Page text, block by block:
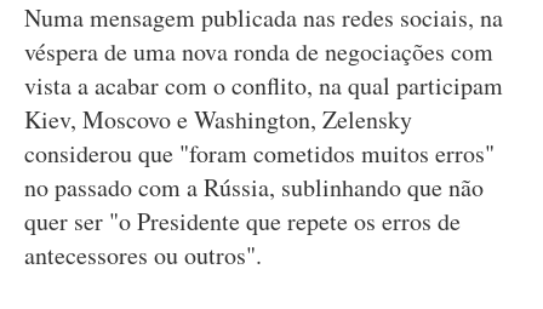
Numa mensagem publicada nas redes sociais, na
véspera de uma nova ronda de negociações com
vista a acabar com o conflito, na qual participam
Kiev, Moscovo e Washington, Zelensky
considerou que "foram cometidos muitos erros"
no passado com a Rússia, sublinhando que não
quer ser "o Presidente que repete os erros de
antecessores ou outros".